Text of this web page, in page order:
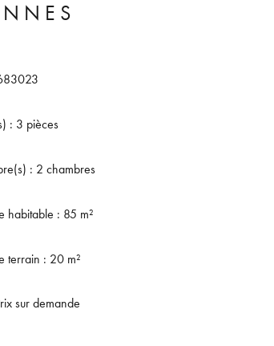
: 3 pièces
: 2 chambres
habitable : 85 m²
terrain : 20 m²
sur demande